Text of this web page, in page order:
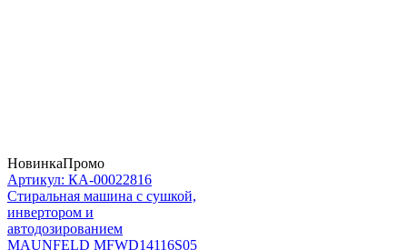
НовинкаПромо
Артикул: КА-00022816
Стиральная машина c сушкой,
инвертором и
автодозированием
MAUNFELD MFWD14116S05